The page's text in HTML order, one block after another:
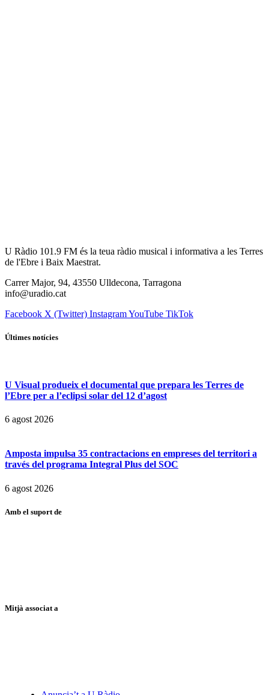
U Ràdio 101.9 FM és la teua ràdio musical i informativa a les Terres
de l'Ebre i Baix Maestrat.
Carrer Major, 94, 43550 Ulldecona, Tarragona
info@uradio.cat
Facebook X (Twitter) InstagramYouTube TikTok
Últimes notícies
U Visual produeix el documental que prepara les Terres de
l’Ebre per a l’eclipsi solar del 12 d’agost
6 agost 2026
Amposta impulsa 35 contractacions en empreses del territori a
través del programa Integral Plus del SOC
6 agost 2026
Amb el suport de
Mitjà associat a